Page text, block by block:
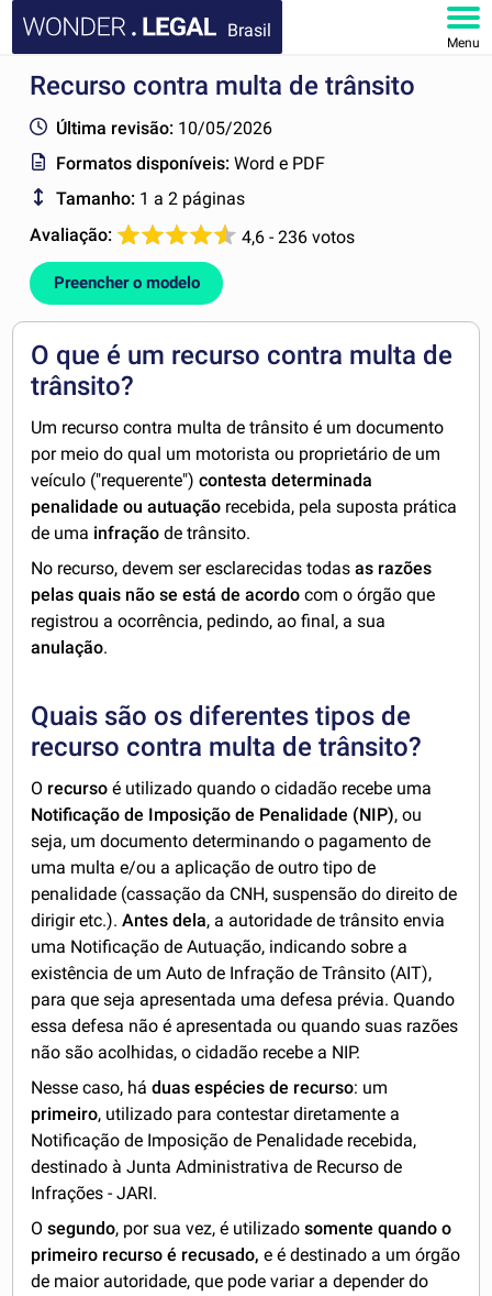
Brasil
Menu
HOME
DOCUMENTOS
FAQ
Recurso contra multa de trânsito
Última revisão: 10/05/2026
Formatos disponíveis:Word e PDF
Tamanho: 1 a 2 páginas
Avaliação:
4,6 - 236 votos
Preencher o modelo
O que é um recurso contra multa de
trânsito?
Um recurso contra multa de trânsito é um documento
por meio do qual um motorista ou proprietário de um
veículo ("requerente") contesta determinada
penalidade ou autuação recebida, pela suposta prática
de uma infração de trânsito.
No recurso, devem ser esclarecidas todasas razões
pelas quais não se está de acordo com o órgão que
registrou a ocorrência, pedindo, ao final, a sua
anulação.
Quais são os diferentes tipos de
recurso contra multa de trânsito?
O recurso é utilizado quando o cidadão recebe uma
Notificação de Imposição de Penalidade (NIP), ou
seja, um documento determinando o pagamento de
uma multa e/ou a aplicação de outro tipo de
penalidade (cassação da CNH, suspensão do direito de
dirigir etc.).Antes dela, a autoridade de trânsito envia
uma Notificação de Autuação, indicando sobre a
existência de um Auto de Infração de Trânsito (AIT),
para que seja apresentada uma defesa prévia. Quando
essa defesa não é apresentada ou quando suas razões
não são acolhidas, o cidadão recebe a NIP.
Nesse caso, háduas espécies de recurso: um
primeiro, utilizado para contestar diretamente a
Notificação de Imposição de Penalidade recebida,
destinado à Junta Administrativa de Recurso de
Infrações - JARI.
Osegundo, por sua vez, é utilizadosomente quando o
primeiro recurso é recusado,e é destinado a um órgão
de maior autoridade, que pode variar a depender do